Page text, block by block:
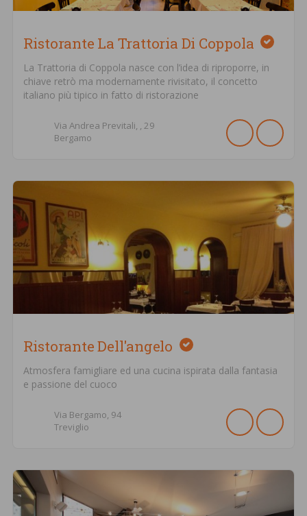
Ristorante La Trattoria Di Coppola
La Trattoria di Coppola nasce con l’idea di riproporre, in
chiave retrò ma modernamente rivisitato, il concetto
italiano più tipico in fatto di ristorazione
Via Andrea Previtali, , 29
Bergamo
Ristorante Dell'angelo
Atmosfera famigliare ed una cucina ispirata dalla fantasia
e passione del cuoco
Via Bergamo, 94
Treviglio